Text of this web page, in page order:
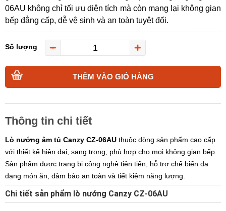
06AU không chỉ tối ưu diện tích mà còn mang lại không gian
bếp đẳng cấp, dễ vệ sinh và an toàn tuyệt đối.
Số lượng
THÊM VÀO GIỎ HÀNG
Thông tin chi tiết
Lò nướng âm tủ Canzy CZ-06AU thuộc dòng sản phẩm cao cấp
với thiết kế hiện đại, sang trọng, phù hợp cho mọi không gian bếp.
Sản phẩm được trang bị công nghệ tiên tiến, hỗ trợ chế biến đa
dạng món ăn, đảm bảo an toàn và tiết kiệm năng lượng.
Chi tiết sản phẩm lò nướng Canzy CZ-06AU